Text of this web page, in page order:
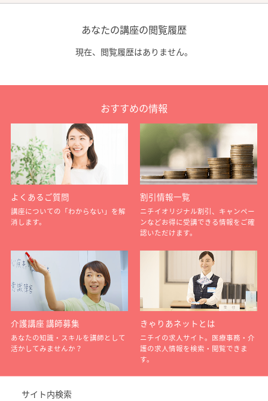
あなたの講座の閲覧履歴
現在、閲覧履歴はありません。
おすすめの情報
よくあるご質問
講座についての「わからない」を解
消します。
割引情報一覧
ニチイオリジナル割引、キャンペー
ンなどお得に受講できる情報をご確
認いただけます。
介護講座 講師募集
あなたの知識・スキルを講師として
活かしてみませんか？
きゃりあネットとは
ニチイの求人サイト。医療事務・介
護の求人情報を検索・閲覧できま
す。
サイト内検索